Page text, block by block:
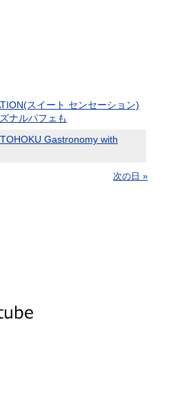
スイート センセーション)
ナルパフェも
Gastronomy with
次の日 »